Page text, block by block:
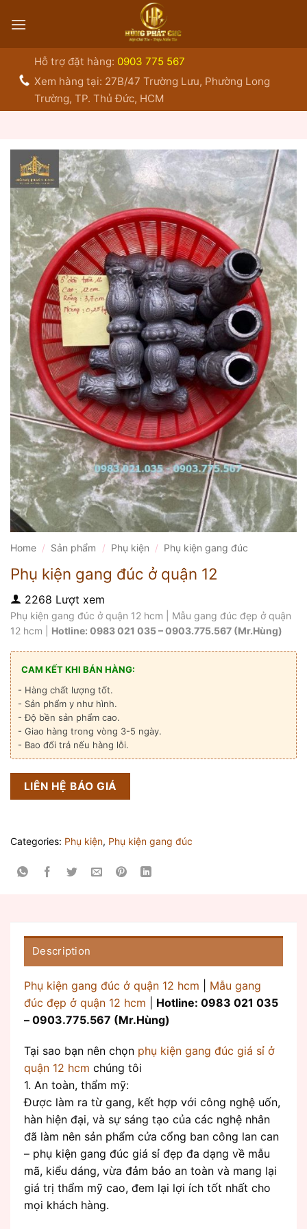
qua
Hỗ trợ đặt hàng: 0903 775 567
Xem hàng tại: 27B/47 Trường Lưu, Phường Long
Trường, TP. Thủ Đức, HCM
Home / Sản phẩm / Phụ kiện / Phụ kiện gang đúc
Phụ kiện gang đúc ở quận 12
2268 Lượt xem
Phụ kiện gang đúc ở quận 12 hcm | Mẫu gang đúc đẹp ở quận
12 hcm | Hotline: 0983 021 035 – 0903.775.567 (Mr.Hùng)
CAM KẾT KHI BÁN HÀNG:
- Hàng chất lượng tốt.
- Sản phẩm y như hình.
- Độ bền sản phẩm cao.
- Giao hàng trong vòng 3-5 ngày.
- Bao đổi trả nếu hàng lỗi.
LIÊN HỆ BÁO GIÁ
Categories: Phụ kiện, Phụ kiện gang đúc
Description
Phụ kiện gang đúc ở quận 12 hcm
Mẫu gang
đúc đẹp ở quận 12 hcm
Hotline: 0983 021 035
– 0903.775.567 (Mr.Hùng)
Tại sao bạn nên chọn phụ kiện gang đúc giá sỉ ở
quận 12 hcm chúng tôi
1. An toàn, thẩm mỹ:
Được làm ra từ gang, kết hợp với công nghệ uốn,
hàn hiện đại, và sự sáng tạo của các nghệ nhân
đã làm nên sản phẩm cửa cổng ban công lan can
– phụ kiện gang đúc giá sỉ đẹp đa dạng về mẫu
mã, kiểu dáng, vừa đảm bảo an toàn và mang lại
giá trị thẩm mỹ cao, đem lại lợi ích tốt nhất cho
mọi khách hàng.